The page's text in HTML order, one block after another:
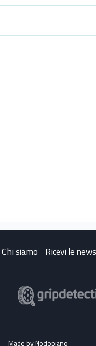
Chi siamo Ricevi le news
Made by Nodopiano